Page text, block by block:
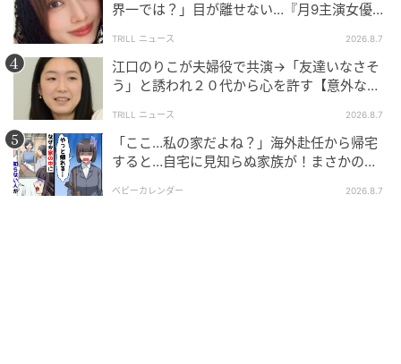
界一では？」目が離せない…『月9主演女優
TRILL ニュース 2026.8.7
江口のりこが夫婦役で共演→「友達いなさそ
う」と誘われ２０代から心を許す【意外な親
TRILL ニュース 2026.8.7
「ここ…私の家だよね？」海外赴任から帰宅
すると…自宅に見知らぬ家族が！まさかの真
ベビーカレンダー 2026.8.7